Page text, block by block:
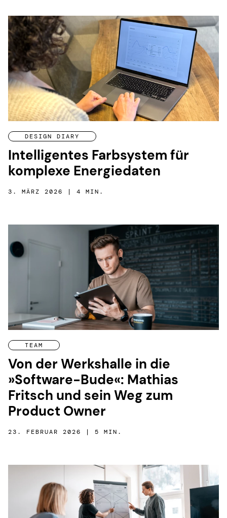
DESIGN DIARY
Intelligentes Farbsystem für
komplexe Energiedaten
3. MÄRZ 2026 | 4 MIN.
TEAM
Von der Werkshalle in die
»Software-Bude«: Mathias
Fritsch und sein Weg zum
Product Owner
23. FEBRUAR 2026 | 5 MIN.